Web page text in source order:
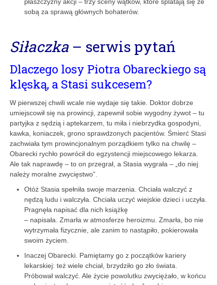
sobą za sprawą głównych bohaterów.
Siłaczka – serwis pytań
Dlaczego losy Piotra Obareckiego są
klęską, a Stasi sukcesem?
W pierwszej chwili wcale nie wydaje się takie. Doktor dobrze
umiejscowił się na prowincji, zapewnił sobie wygodny żywot – tu
partyjka z sędzią i aptekarzem, tu miła i niebrzydka gospodyni,
kawka, koniaczek, grono sprawdzonych pacjentów. Śmierć Stasi
zachwiała tym prowincjonalnym porządkiem tylko na chwilę –
Obarecki rychło powrócił do egzystencji miejscowego lekarza.
Ale tak naprawdę – to on przegrał, a Stasia wygrała – „do niej
należy moralne zwycięstwo”.
Otóż Stasia spełniła swoje marzenia. Chciała walczyć z
nędzą ludu i walczyła. Chciała uczyć wiejskie dzieci i uczyła.
Pragnęła napisać dla nich książkę
– napisała. Zmarła w atmosferze heroizmu. Zmarła, bo nie
wytrzymała fizycznie, ale zanim to nastąpiło, pokierowała
swoim życiem.
Inaczej Obarecki. Pamiętamy go z początków kariery
lekarskiej: też wiele chciał, brzydziło go zło świata.
Próbował walczyć. Ale życie powolutku zwyciężało, w końcu